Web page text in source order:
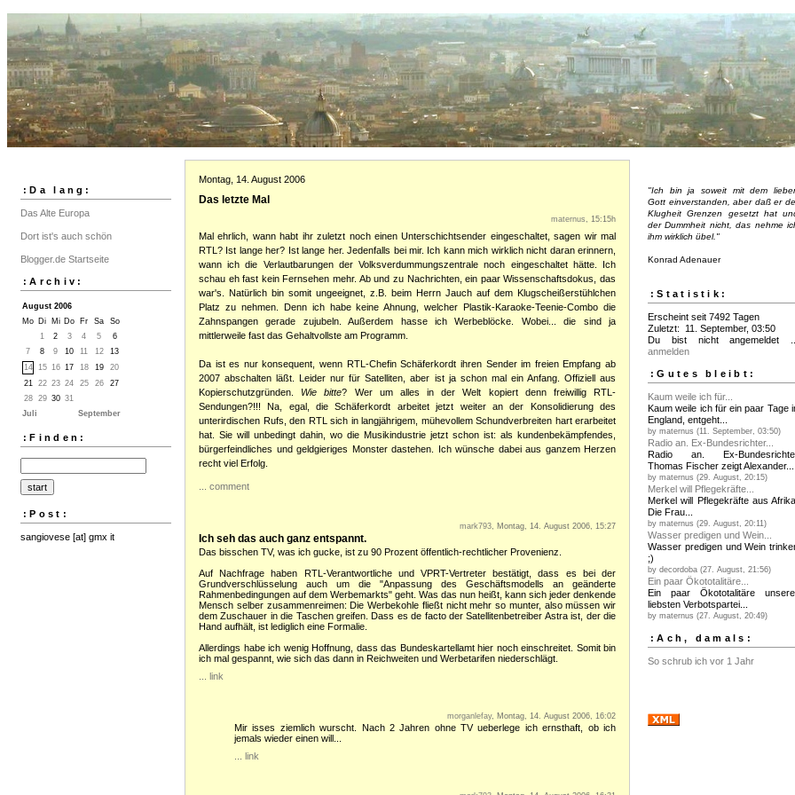
:Da lang:
Das Alte Europa
Dort ist's auch schön
Blogger.de Startseite
:Archiv:
August 2006
Mo Di Mi Do Fr Sa
So
1
2 3 4 5
6
7
8 9 10 11 12
13
14
15 16 17 18 19
20
21
22 23 24 25 26
27
28
29 30 31
Juli
September
:Finden:
:Post:
sangiovese [at] gmx it
Montag, 14. August 2006
Das letzte Mal
maternus, 15:15h
Mal ehrlich, wann habt ihr zuletzt noch einen Unterschichtsender eingeschaltet, sagen wir mal
RTL? Ist lange her? Ist lange her. Jedenfalls bei mir. Ich kann mich wirklich nicht daran erinnern,
wann ich die Verlautbarungen der Volksverdummungszentrale noch eingeschaltet hätte. Ich
schau eh fast kein Fernsehen mehr. Ab und zu Nachrichten, ein paar Wissenschaftsdokus, das
war's. Natürlich bin somit ungeeignet, z.B. beim Herrn Jauch auf dem Klugscheißerstühlchen
Platz zu nehmen. Denn ich habe keine Ahnung, welcher Plastik-Karaoke-Teenie-Combo die
Zahnspangen gerade zujubeln. Außerdem hasse ich Werbeblöcke. Wobei... die sind ja
mittlerweile fast das Gehaltvollste am Programm.
Da ist es nur konsequent, wenn RTL-Chefin Schäferkordt ihren Sender im freien Empfang ab
2007 abschalten läßt. Leider nur für Satelliten, aber ist ja schon mal ein Anfang. Offiziell aus
Kopierschutzgründen. Wie bitte? Wer um alles in der Welt kopiert denn freiwillig RTL-
Sendungen?!!! Na, egal, die Schäferkordt arbeitet jetzt weiter an der Konsolidierung des
unterirdischen Rufs, den RTL sich in langjährigem, mühevollem Schundverbreiten hart erarbeitet
hat. Sie will unbedingt dahin, wo die Musikindustrie jetzt schon ist: als kundenbekämpfendes,
bürgerfeindliches und geldgieriges Monster dastehen. Ich wünsche dabei aus ganzem Herzen
recht viel Erfolg.
... comment
mark793, Montag, 14. August 2006, 15:27
Ich seh das auch ganz entspannt.
Das bisschen TV, was ich gucke, ist zu 90 Prozent öffentlich-rechtlicher Provenienz.
Auf Nachfrage haben RTL-Verantwortliche und VPRT-Vertreter bestätigt, dass es bei der
Grundverschlüsselung auch um die "Anpassung des Geschäftsmodells an geänderte
Rahmenbedingungen auf dem Werbemarkts" geht. Was das nun heißt, kann sich jeder denkende
Mensch selber zusammenreimen: Die Werbekohle fließt nicht mehr so munter, also müssen wir
dem Zuschauer in die Taschen greifen. Dass es de facto der Satellitenbetreiber Astra ist, der die
Hand aufhält, ist lediglich eine Formalie.
Allerdings habe ich wenig Hoffnung, dass das Bundeskartellamt hier noch einschreitet. Somit bin
ich mal gespannt, wie sich das dann in Reichweiten und Werbetarifen niederschlägt.
... link
morganlefay, Montag, 14. August 2006, 16:02
Mir isses ziemlich wurscht. Nach 2 Jahren ohne TV ueberlege ich ernsthaft, ob ich
jemals wieder einen will...
... link
"Ich bin ja soweit mit dem
Gott einverstanden, aber daß er
Klugheit Grenzen gesetzt hat
der Dummheit nicht, das nehme
ihm wirklich übel."
Konrad Adenauer
:Statistik:
Erscheint seit 7492 Tagen
Zuletzt: 11. September, 03:50
Du bist nicht angemeldet ...
anmelden
:Gutes bleibt:
Kaum weile ich für...
Kaum weile ich für ein paar Tage
England, entgeht...
by maternus (11. September, 03:50)
Radio an. Ex-Bundesrichter...
Radio an. Ex-
Thomas Fischer zeigt Alexander...
by maternus (29. August, 20:15)
Merkel will Pflegekräfte...
Merkel will Pflegekräfte aus Afrika.
Die Frau...
by maternus (29. August, 20:11)
Wasser predigen und Wein...
Wasser predigen und Wein
;)
by decordoba (27. August, 21:56)
Ein paar Ökototalitäre...
Ein paar Ökototalitäre
liebsten Verbotspartei...
by maternus (27. August, 20:49)
:Ach, damals:
So schrub ich vor 1 Jahr